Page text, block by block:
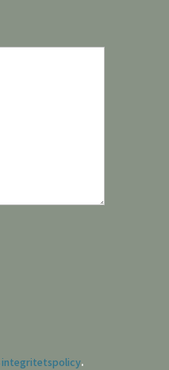
integritetspolicy.